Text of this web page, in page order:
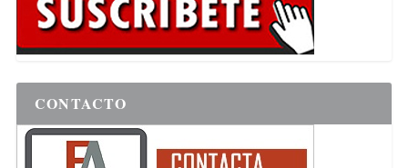
CONTACTO